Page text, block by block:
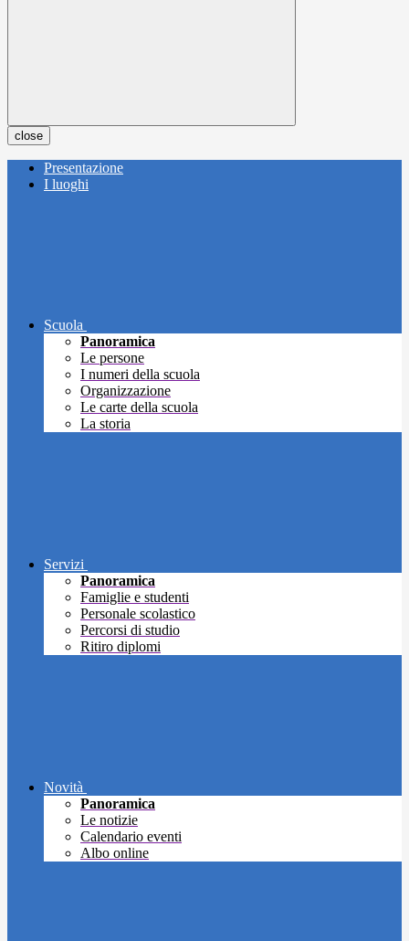
close
Presentazione
I luoghi
Scuola
Panoramica
Le persone
I numeri della scuola
Organizzazione
Le carte della scuola
La storia
Servizi
Panoramica
Famiglie e studenti
Personale scolastico
Percorsi di studio
Ritiro diplomi
Novità
Panoramica
Le notizie
Calendario eventi
Albo online